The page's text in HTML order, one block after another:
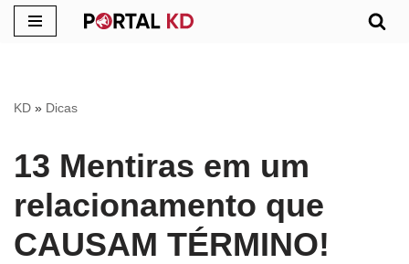
conteúdo
KD » Dicas
13 Mentiras em um
relacionamento que
CAUSAM TÉRMINO!